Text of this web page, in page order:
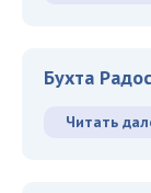
Бухта
Читать